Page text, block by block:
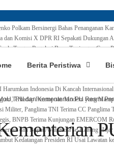
Polkam Bersinergi Bahas Penanganan
dan Komisi X DPR RI Sepakati Dukungan
Tangan Regulasi Baru, Tunjangan Guru
Kloter Jemaah Asal Surabaya Tertunda,
Indonesia Di Kancah Internasional
Terhadap Perempuan Modern yang
Militer, Panglima TNI Terima CC Panglima
BNPB Terima Kunjungan EMERCOM
dan Bupati/Wali Kota se-Kalteng
Kedatangan Presiden RI Usai Lawatan
Berita Peristiwa
TNI dan Kementerian PU Resmi